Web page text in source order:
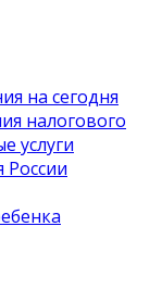
на сегодня
налогового
услуги